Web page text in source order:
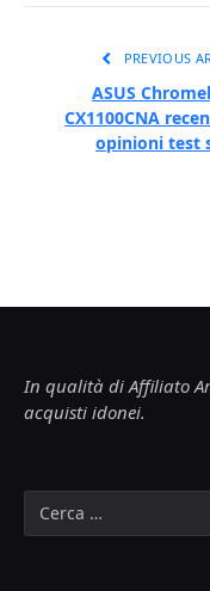
PREVIOUS
ASUS
CX1100CNA
opinioni test
In qualità di Affiliato
acquisti idonei.